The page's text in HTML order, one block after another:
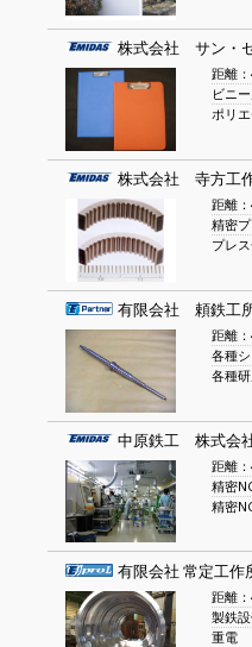
株式会社 サン・
距離
ビニ
ポリ
株式会社 寺方工
距離
精密
プレ
有限会社 頼鉄工
距離
各種
各種
中原鉄工 株式会
距離
精密
精密
有限会社 常定工作
距離
製鉄
重電